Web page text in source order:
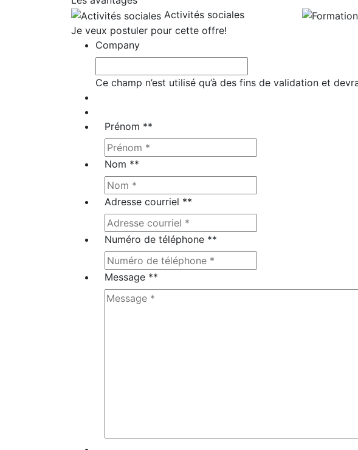
Activités sociales
Je veux postuler pour cette offre!
Company
Ce champ n’est utilisé qu’à des fins de validation et
Prénom **
Nom **
Adresse courriel **
Numéro de téléphone **
Message **